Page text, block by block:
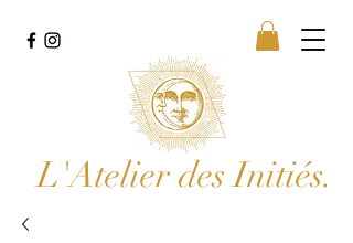
L'Atelier des Initiés.